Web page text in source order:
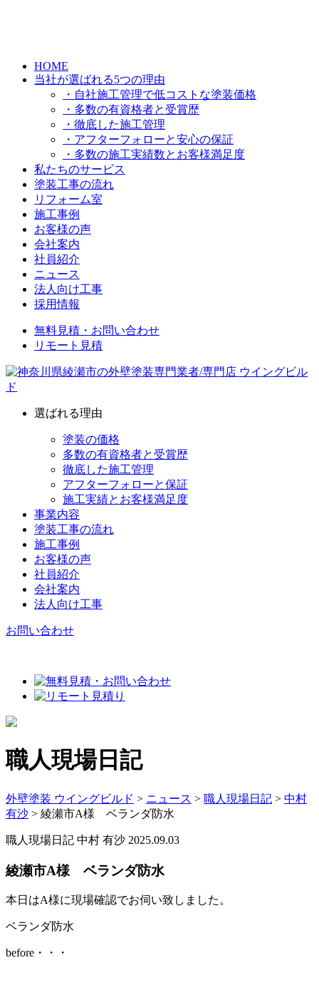
HOME
当社が選ばれる5つの理由
・自社施工管理で低コストな塗装価格
・多数の有資格者と受賞歴
・徹底した施工管理
・アフターフォローと安心の保証
・多数の施工実績数とお客様満足度
私たちのサービス
塗装工事の流れ
リフォーム室
施工事例
お客様の声
会社案内
社員紹介
ニュース
法人向け工事
採用情報
無料見積・お問い合わせ
リモート見積
選ばれる理由
塗装の価格
多数の有資格者と受賞歴
徹底した施工管理
アフターフォローと保証
施工実績とお客様満足度
事業内容
塗装工事の流れ
施工事例
お客様の声
社員紹介
会社案内
法人向け工事
お問い合わせ
職人現場日記
外壁塗装 ウイングビルド > ニュース > 職人現場日記 > 中村
有沙 > 綾瀬市A様 ベランダ防水
職人現場日記 中村 有沙 2025.09.03
綾瀬市A様 ベランダ防水
本日はA様に現場確認でお伺い致しました。
ベランダ防水
before・・・